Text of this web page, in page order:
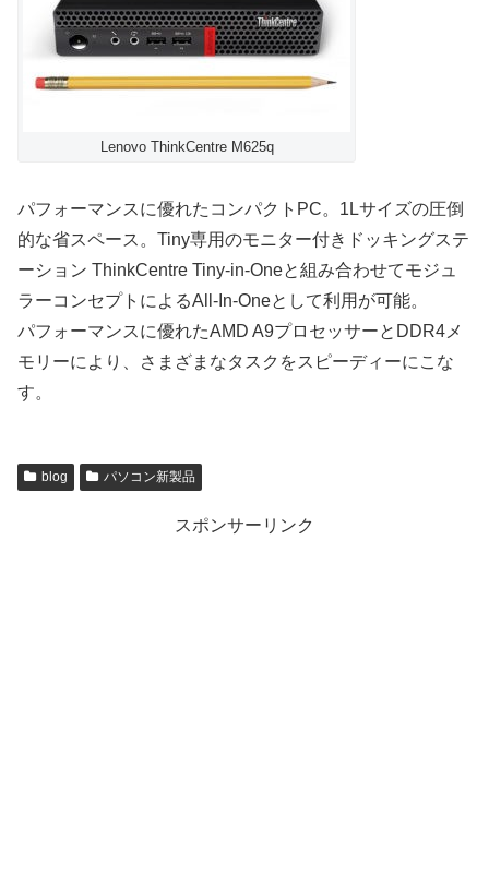
Lenovo ThinkCentre M625q
パフォーマンスに優れたコンパクトPC。1Lサイズの圧倒
的な省スペース。Tiny専用のモニター付きドッキングステ
ーション ThinkCentre Tiny-in-Oneと組み合わせてモジュ
ラーコンセプトによるAll-In-Oneとして利用が可能。
パフォーマンスに優れたAMD A9プロセッサーとDDR4メ
モリーにより、さまざまなタスクをスピーディーにこな
す。
blog パソコン新製品
スポンサーリンク